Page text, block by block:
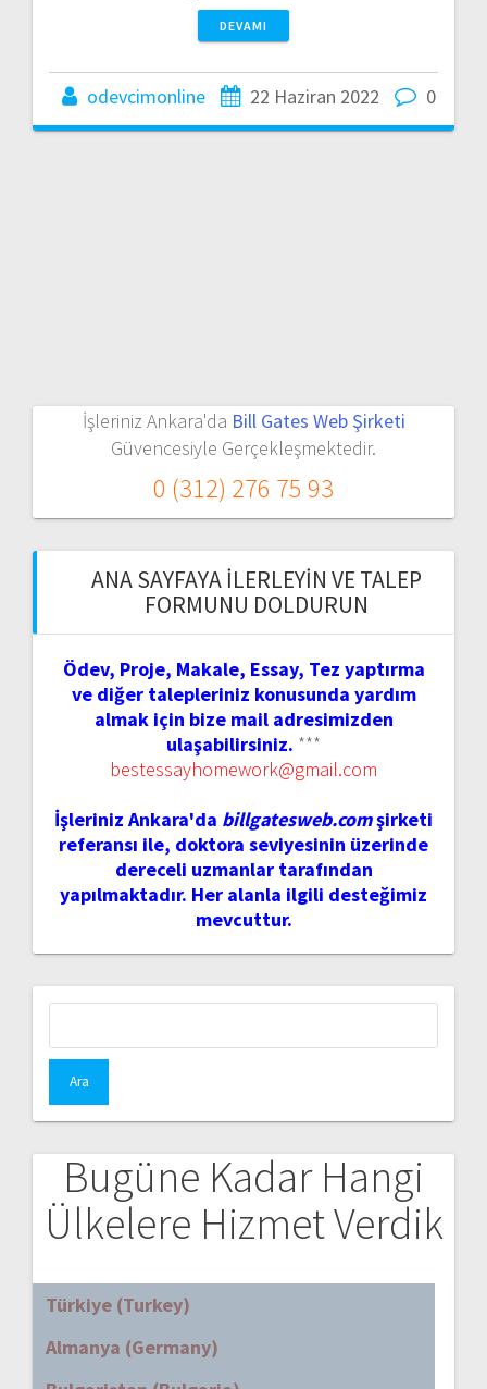
DEVAMI
odevcimonline 22 Haziran 2022 0
İşleriniz Ankara'da Bill Gates Web Şirketi
Güvencesiyle Gerçekleşmektedir.
0 (312) 276 75 93
ANA SAYFAYA İLERLEYIN VE TALEP
FORMUNU DOLDURUN
Ödev, Proje, Makale, Essay, Tez yaptırma
ve diğer talepleriniz konusunda yardım
almak için bize mail adresimizden
ulaşabilirsiniz. ***
bestessayhomework@gmail.com
İşleriniz Ankara'da billgatesweb.comşirketi
referansı ile, doktora seviyesinin üzerinde
dereceli uzmanlar tarafından
yapılmaktadır. Her alanla ilgili desteğimiz
mevcuttur.
Bugüne Kadar Hangi
Ülkelere Hizmet Verdik
Türkiye (Turkey)
Almanya (Germany)